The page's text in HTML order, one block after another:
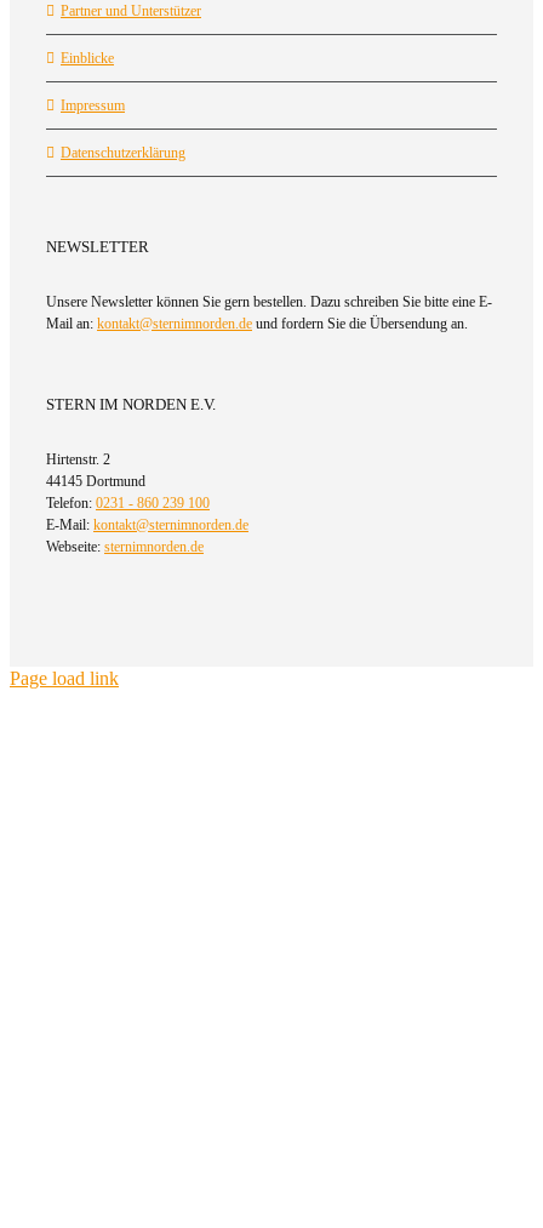
Partner und Unterstützer
Einblicke
Impressum
Datenschutzerklärung
NEWSLETTER
Unsere Newsletter können Sie gern bestellen. Dazu schreiben Sie bitte eine E-
Mail an: kontakt@sternimnorden.de und fordern Sie die Übersendung an.
STERN IM NORDEN E.V.
Hirtenstr. 2
44145 Dortmund
Telefon: 0231 - 860 239 100
E-Mail: kontakt@sternimnorden.de
Webseite: sternimnorden.de
Page load link